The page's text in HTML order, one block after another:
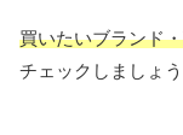
買いたいブランド
チェックしましょう